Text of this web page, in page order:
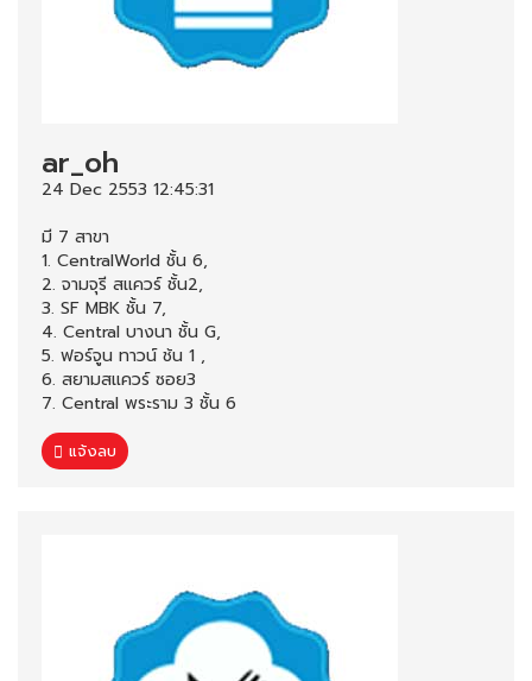
ar_oh
24 Dec 2553 12:45:31
มี 7 สาขา
1. CentralWorld ชั้น 6,
2. จามจุรี สแควร์ ชั้น2,
3. SF MBK ชั้น 7,
4. Central บางนา ชั้น G,
5. ฟอร์จูน ทาวน์ ช้น 1 ,
6. สยามสแควร์ ซอย3
7. Central พระราม 3 ชั้น 6
แจ้งลบ